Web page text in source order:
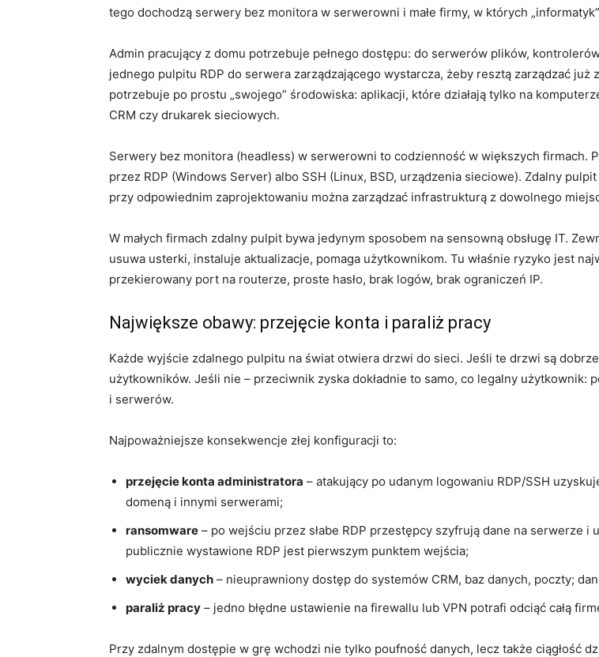
tego dochodzą serwery bez monitora w serwerowni i małe firmy, w których
Admin pracujący z domu potrzebuje pełnego dostępu: do serwerów plików,
jednego pulpitu RDP do serwera zarządzającego wystarcza, żeby resztą zarządzać
potrzebuje po prostu „swojego” środowiska: aplikacji, które działają tylko na
CRM czy drukarek sieciowych.
Serwery bez monitora (headless) w serwerowni to codzienność w większych firmach.
przez RDP (Windows Server) albo SSH (Linux, BSD, urządzenia sieciowe). Zdalny
przy odpowiednim zaprojektowaniu można zarządzać infrastrukturą z dowolnego
W małych firmach zdalny pulpit bywa jedynym sposobem na sensowną obsługę IT.
usuwa usterki, instaluje aktualizacje, pomaga użytkownikom. Tu właśnie ryzyko jest
przekierowany port na routerze, proste hasło, brak logów, brak ograniczeń IP.
Największe obawy: przejęcie konta i paraliż pracy
Każde wyjście zdalnego pulpitu na świat otwiera drzwi do sieci. Jeśli te drzwi są
użytkowników. Jeśli nie – przeciwnik zyska dokładnie to samo, co legalny użytkownik:
i serwerów.
Najpoważniejsze konsekwencje złej konfiguracji to:
przejęcie konta administratora – atakujący po udanym logowaniu RDP/SSH
domeną i innymi serwerami;
ransomware – po wejściu przez słabe RDP przestępcy szyfrują dane na serwerze i
publicznie wystawione RDP jest pierwszym punktem wejścia;
wyciek danych – nieuprawniony dostęp do systemów CRM, baz danych, poczty;
paraliż pracy – jedno błędne ustawienie na firewallu lub VPN potrafi odciąć całą
Przy zdalnym dostępie w grę wchodzi nie tylko poufność danych, lecz także ciągłość